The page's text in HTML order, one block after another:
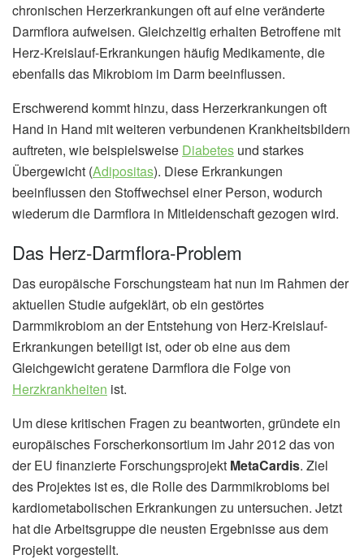
chronischen Herzerkrankungen oft auf eine veränderte
Darmflora aufweisen. Gleichzeitig erhalten Betroffene mit
Herz-Kreislauf-Erkrankungen häufig Medikamente, die
ebenfalls das Mikrobiom im Darm beeinflussen.
Erschwerend kommt hinzu, dass Herzerkrankungen oft
Hand in Hand mit weiteren verbundenen Krankheitsbildern
auftreten, wie beispielsweise Diabetes und starkes
Übergewicht (Adipositas). Diese Erkrankungen
beeinflussen den Stoffwechsel einer Person, wodurch
wiederum die Darmflora in Mitleidenschaft gezogen wird.
Das Herz-Darmflora-Problem
Das europäische Forschungsteam hat nun im Rahmen der
aktuellen Studie aufgeklärt, ob ein gestörtes
Darmmikrobiom an der Entstehung von Herz-Kreislauf-
Erkrankungen beteiligt ist, oder ob eine aus dem
Gleichgewicht geratene Darmflora die Folge von
Herzkrankheiten ist.
Um diese kritischen Fragen zu beantworten, gründete ein
europäisches Forscherkonsortium im Jahr 2012 das von
der EU finanzierte Forschungsprojekt MetaCardis. Ziel
des Projektes ist es, die Rolle des Darmmikrobioms bei
kardiometabolischen Erkrankungen zu untersuchen. Jetzt
hat die Arbeitsgruppe die neusten Ergebnisse aus dem
Projekt vorgestellt.